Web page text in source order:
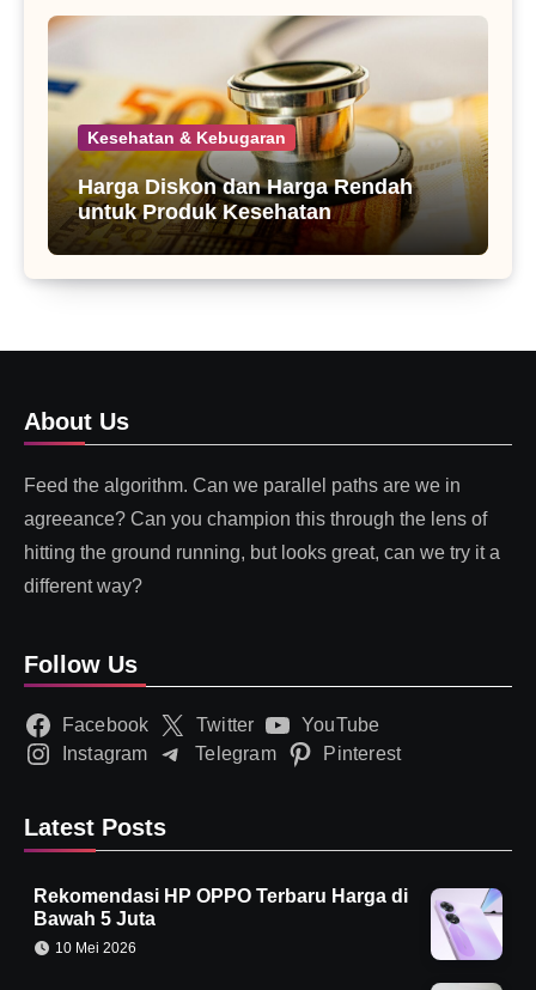
Kesehatan & Kebugaran
Harga Diskon dan Harga Rendah
untuk Produk Kesehatan
About Us
Feed the algorithm. Can we parallel paths are we in
agreeance? Can you champion this through the lens of
hitting the ground running, but looks great, can we try it a
different way?
Follow Us
Facebook Twitter
YouTube
Instagram
Telegram Pinterest
Latest Posts
Rekomendasi HP OPPO Terbaru Harga di
Bawah 5 Juta
10 Mei 2026